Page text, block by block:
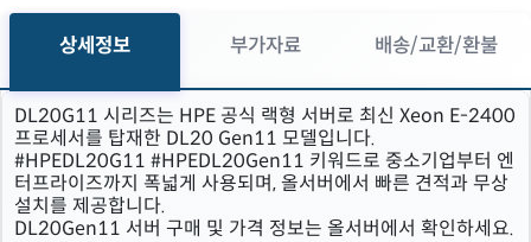
상세정보 부가자료 배송/교환/환불
DL20G11 시리즈는 HPE 공식 랙형 서버로 최신 Xeon E-2400
프로세서를 탑재한 DL20 Gen11 모델입니다.
#HPEDL20G11 #HPEDL20Gen11 키워드로 중소기업부터 엔
터프라이즈까지 폭넓게 사용되며, 올서버에서 빠른 견적과 무상
설치를 제공합니다.
DL20Gen11 서버 구매 및 가격 정보는 올서버에서 확인하세요.